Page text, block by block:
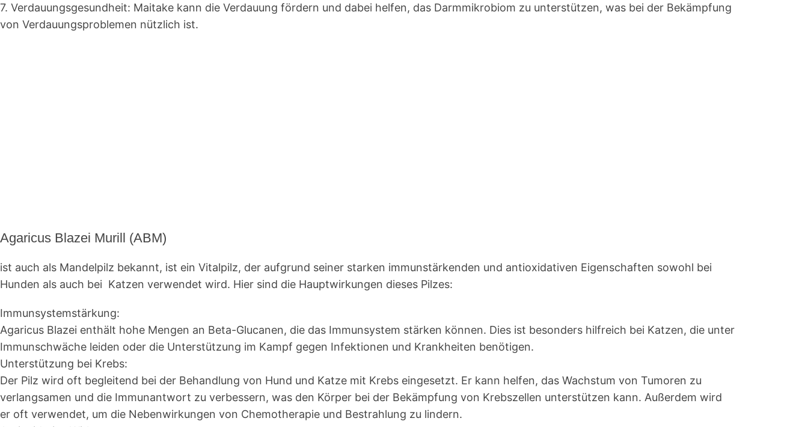
7. Verdauungsgesundheit: Maitake kann die Verdauung fördern und dabei helfen, das Darmmikrobiom zu unterstützen, was bei der Bekämpfung
von Verdauungsproblemen nützlich ist.
Agaricus Blazei Murill (ABM)
ist auch als Mandelpilz bekannt, ist ein Vitalpilz, der aufgrund seiner starken immunstärkenden und antioxidativen Eigenschaften sowohl bei
Hunden als auch bei Katzen verwendet wird. Hier sind die Hauptwirkungen dieses Pilzes:
Immunsystemstärkung:
Agaricus Blazei enthält hohe Mengen an Beta-Glucanen, die das Immunsystem stärken können. Dies ist besonders hilfreich bei Katzen, die unter
Immunschwäche leiden oder die Unterstützung im Kampf gegen Infektionen und Krankheiten benötigen.
Unterstützung bei Krebs:
Der Pilz wird oft begleitend bei der Behandlung von Hund und Katze mit Krebs eingesetzt. Er kann helfen, das Wachstum von Tumoren zu
verlangsamen und die Immunantwort zu verbessern, was den Körper bei der Bekämpfung von Krebszellen unterstützen kann. Außerdem wird
er oft verwendet, um die Nebenwirkungen von Chemotherapie und Bestrahlung zu lindern.